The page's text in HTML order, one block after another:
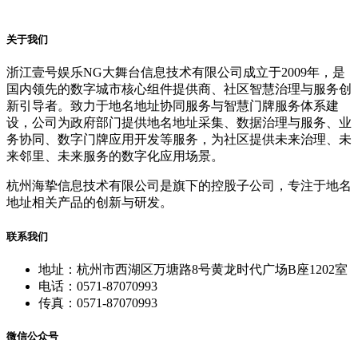
关于我们
浙江壹号娱乐NG大舞台信息技术有限公司成立于2009年，是
国内领先的数字城市核心组件提供商、社区智慧治理与服务创
新引导者。致力于地名地址协同服务与智慧门牌服务体系建
设，公司为政府部门提供地名地址采集、数据治理与服务、业
务协同、数字门牌应用开发等服务，为社区提供未来治理、未
来邻里、未来服务的数字化应用场景。
杭州海挚信息技术有限公司是旗下的控股子公司，专注于地名
地址相关产品的创新与研发。
联系我们
地址：杭州市西湖区万塘路8号黄龙时代广场B座1202室
电话：0571-87070993
传真：0571-87070993
微信公众号